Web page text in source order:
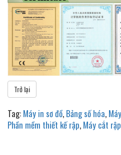
Trở lại
Tag: Máy in sơ đồ, Bảng số hóa,
Phần mềm thiết kế rập, Máy cắt rập